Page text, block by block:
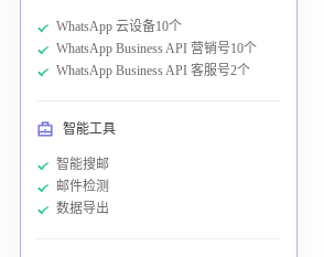
WhatsApp 云设备10个
WhatsApp Business API 营销号10个
WhatsApp Business API 客服号2个
智能工具
智能搜邮
邮件检测
数据导出